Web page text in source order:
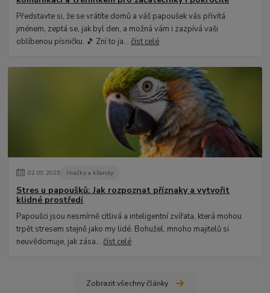
Představte si, že se vrátíte domů a váš papoušek vás přivítá
jménem, zeptá se, jak byl den, a možná vám i zazpívá vaši
oblíbenou písničku. 🎵 Zní to ja...číst celé
02.09.2025 Hračky a kšandy
Stres u papoušků: Jak rozpoznat příznaky a vytvořit
klidné prostředí
Papoušci jsou nesmírně citlivá a inteligentní zvířata, která mohou
trpět stresem stejně jako my lidé. Bohužel, mnoho majitelů si
neuvědomuje, jak zása...číst celé
Zobrazit všechny články